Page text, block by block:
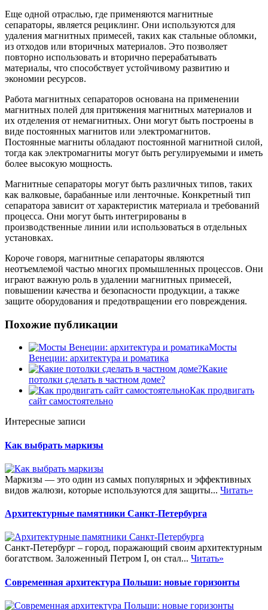
Еще одной отраслью, где применяются магнитные
сепараторы, является рециклинг. Они используются для
удаления магнитных примесей, таких как стальные обломки,
из отходов или вторичных материалов. Это позволяет
повторно использовать и вторично перерабатывать
материалы, что способствует устойчивому развитию и
экономии ресурсов.
Работа магнитных сепараторов основана на применении
магнитных полей для притяжения магнитных материалов и
их отделения от немагнитных. Они могут быть построены в
виде постоянных магнитов или электромагнитов.
Постоянные магниты обладают постоянной магнитной силой,
тогда как электромагниты могут быть регулируемыми и иметь
более высокую мощность.
Магнитные сепараторы могут быть различных типов, таких
как валковые, барабанные или ленточные. Конкретный тип
сепаратора зависит от характеристик материала и требований
процесса. Они могут быть интегрированы в
производственные линии или использоваться в отдельных
установках.
Короче говоря, магнитные сепараторы являются
неотъемлемой частью многих промышленных процессов. Они
играют важную роль в удалении магнитных примесей,
повышении качества и безопасности продукции, а также
защите оборудования и предотвращении его повреждения.
Похожие публикации
Мосты
Венеции: архитектура и роматика
Какие
потолки сделать в частном доме?
Как продвигать
сайт самостоятельно
Интересные записи
Как выбрать маркизы
Маркизы — это один из самых популярных и эффективных
видов жалюзи, которые используются для защиты... Читать»
Архитектурные памятники Санкт-Петербурга
Санкт-Петербург – город, поражающий своим архитектурным
богатством. Заложенный Петром I, он стал... Читать»
Современная архитектура Польши: новые горизонты